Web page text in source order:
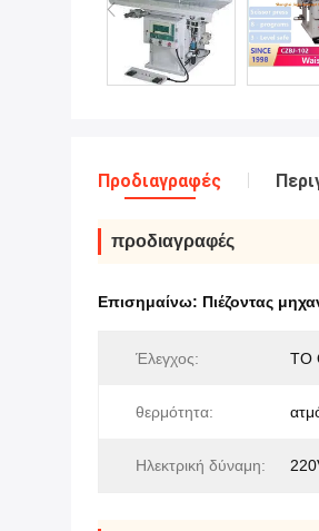
Προδιαγραφές
προδιαγραφές
Επισημαίνω: Πιέζοντας
Έλεγχος: ΤΟ
θερμότητα:
Ηλεκτρική δύναμη: